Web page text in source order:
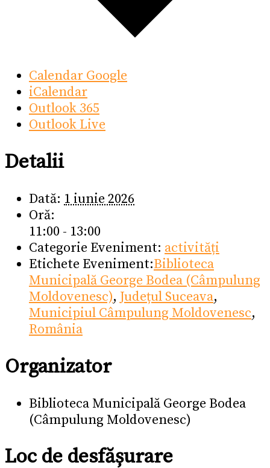
Calendar Google
iCalendar
Outlook 365
Outlook Live
Detalii
Dată: 1 iunie 2026
Oră:
11:00 - 13:00
Categorie Eveniment: activități
Etichete Eveniment:Biblioteca
Municipală George Bodea (Câmpulung
Moldovenesc), Județul Suceava,
Municipiul Câmpulung Moldovenesc,
România
Organizator
Biblioteca Municipală George Bodea
(Câmpulung Moldovenesc)
Loc de desfășurare